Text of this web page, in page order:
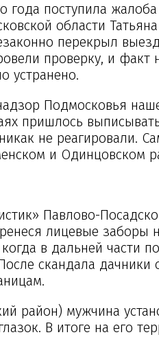
поступила
области
перекрыл
проверку, и факт
устранено.
Подмосковья
пришлось
не реагировали.
и Одинцовском
Павлово-
лицевые заборы
когда в дальней части
скандала
район) мужчина
В итоге на его